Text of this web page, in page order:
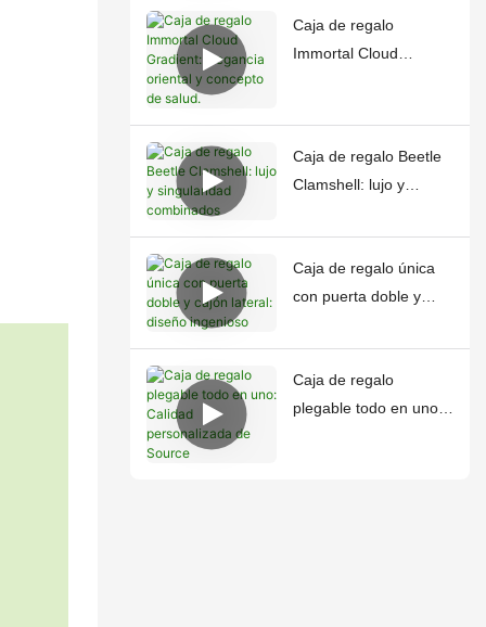
Caja de regalo
Immortal Cloud
Caja de regalo Beetle
Clamshell: lujo y
combinados
Caja de regalo única
con puerta doble y
ingenioso
Caja de regalo
plegable todo en uno: